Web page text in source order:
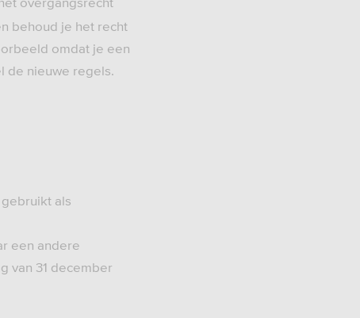
behoud je het recht
omdat je een
de nieuwe regels.
als
een andere
van 31 december